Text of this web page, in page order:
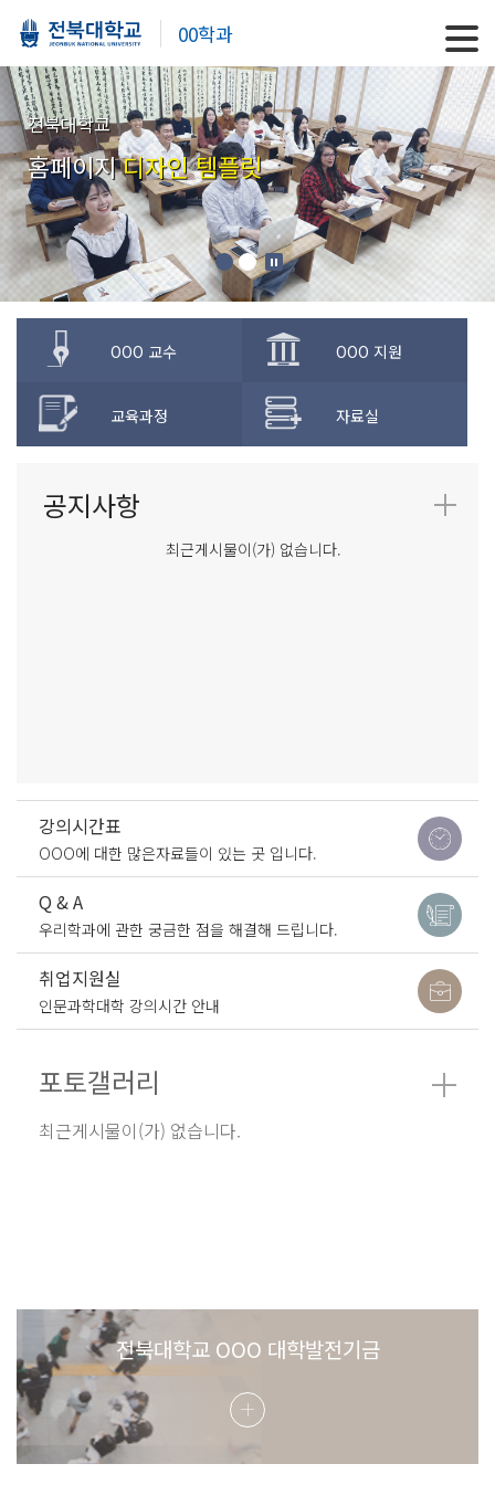
00학과
전북대학교
홈페이지디자인 템플릿
OOO 교수 OOO 지원
교육과정 자료실
최근게시물이(가) 없습니다.
강의시간표
OOO에 대한 많은자료들이 있는 곳 입니다.
Q & A
우리학과에 관한 궁금한 점을 해결해 드립니다.
취업지원실
인문과학대학 강의시간 안내
포토갤러리
최근게시물이(가) 없습니다.
전북대학교 OOO 대학발전기금